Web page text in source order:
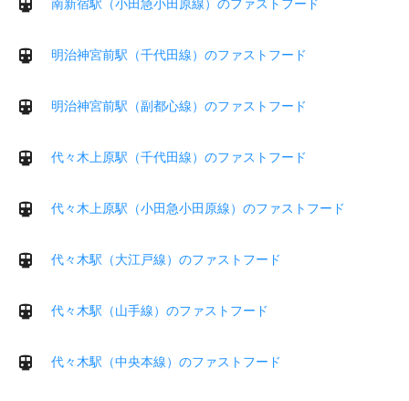
南新宿駅（小田急小田原線）のファストフード
明治神宮前駅（千代田線）のファストフード
明治神宮前駅（副都心線）のファストフード
代々木上原駅（千代田線）のファストフード
代々木上原駅（小田急小田原線）のファストフード
代々木駅（大江戸線）のファストフード
代々木駅（山手線）のファストフード
代々木駅（中央本線）のファストフード